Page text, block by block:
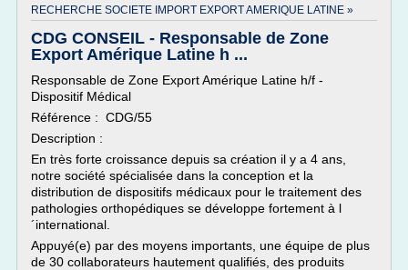
RECHERCHE SOCIETE IMPORT EXPORT AMERIQUE LATINE »
CDG CONSEIL - Responsable de Zone
Export Amérique Latine h ...
Responsable de Zone Export Amérique Latine h/f -
Dispositif Médical
Référence : CDG/55
Description :
En très forte croissance depuis sa création il y a 4 ans,
notre société spécialisée dans la conception et la
distribution de dispositifs médicaux pour le traitement des
pathologies orthopédiques se développe fortement à l
´international.
Appuyé(e) par des moyens importants, une équipe de plus
de 30 collaborateurs hautement qualifiés, des produits